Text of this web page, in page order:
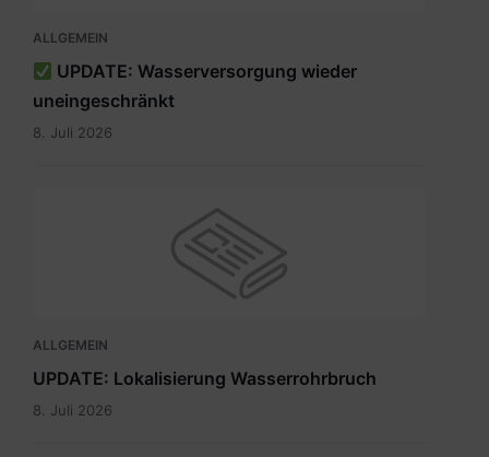
ALLGEMEIN
UPDATE: Wasserversorgung wieder
uneingeschränkt
8. Juli 2026
ALLGEMEIN
UPDATE: Lokalisierung Wasserrohrbruch
8. Juli 2026